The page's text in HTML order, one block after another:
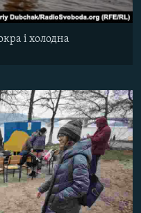
і холодна